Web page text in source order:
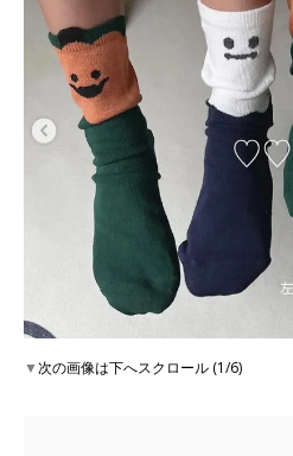
▼次の画像は下へスクロール (1/6)